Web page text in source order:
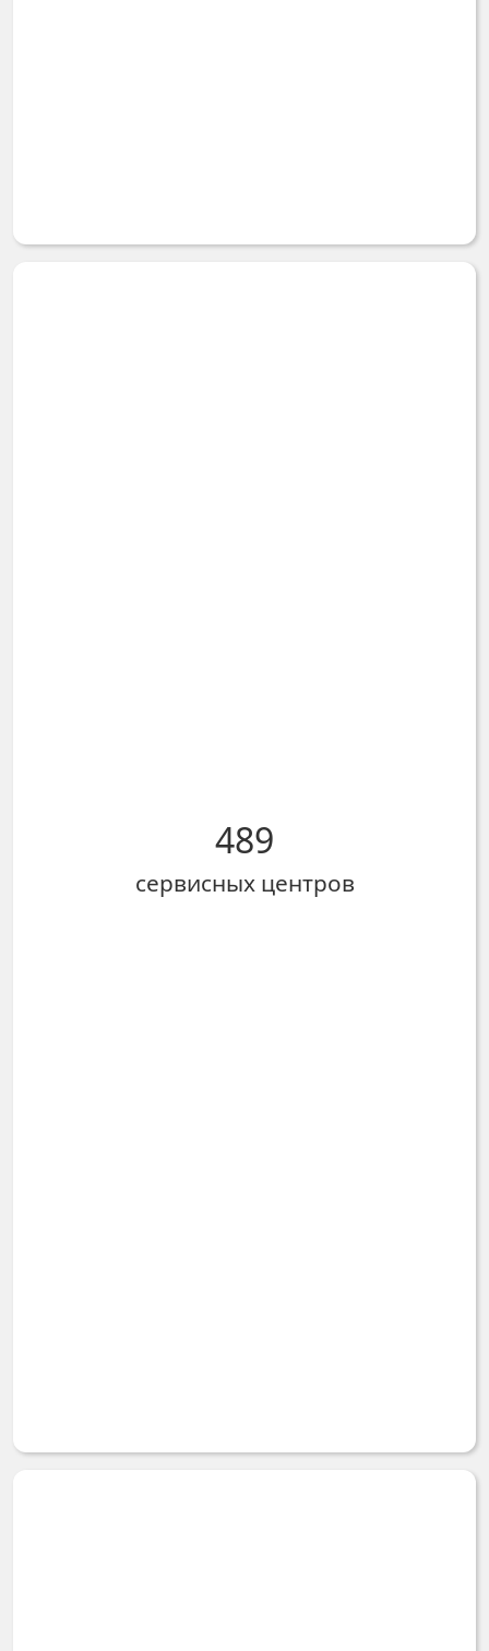
489
сервисных центров